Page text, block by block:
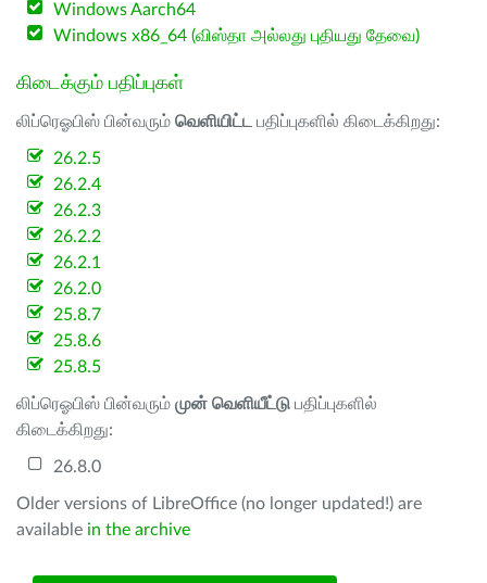
Windows Aarch64
Windows x86_64 (விஸ்தா அல்லது புதியது தேவை)
கிடைக்கும் பதிப்புகள்
லிப்ரெஓபிஸ் பின்வரும் வெளியிட்ட பதிப்புகளில் கிடைக்கிறது:
26.2.5
26.2.4
26.2.3
26.2.2
26.2.1
26.2.0
25.8.7
25.8.6
25.8.5
லிப்ரெஓபிஸ் பின்வரும் முன் வெளியீட்டு பதிப்புகளில்
கிடைக்கிறது:
26.8.0
Older versions of LibreOffice (no longer updated!) are
available in the archive